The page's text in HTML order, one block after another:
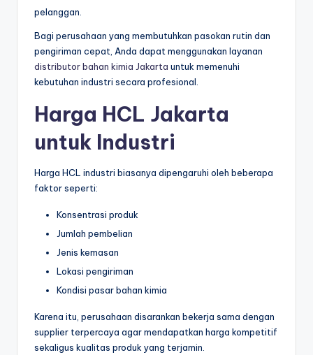
pelanggan.
Bagi perusahaan yang membutuhkan pasokan rutin dan
pengiriman cepat, Anda dapat menggunakan layanan
distributor bahan kimia Jakarta untuk memenuhi
kebutuhan industri secara profesional.
Harga HCL Jakarta
untuk Industri
Harga HCL industri biasanya dipengaruhi oleh beberapa
faktor seperti:
Konsentrasi produk
Jumlah pembelian
Jenis kemasan
Lokasi pengiriman
Kondisi pasar bahan kimia
Karena itu, perusahaan disarankan bekerja sama dengan
supplier terpercaya agar mendapatkan harga kompetitif
sekaligus kualitas produk yang terjamin.